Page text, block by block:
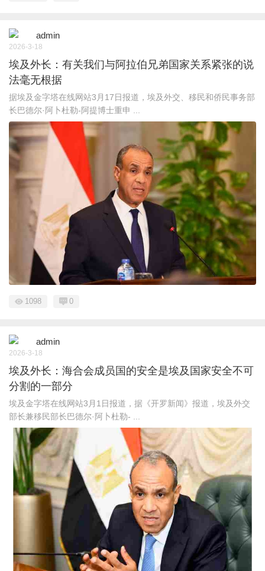
admin
2026-3-18
埃及外长：有关我们与阿拉伯兄弟国家关系紧张的说
法毫无根据
据埃及金字塔在线网站3月17日报道，埃及外交、移民和侨民事务部
长巴德尔·阿卜杜勒-阿提博士重申 ...
1098 0
admin
2026-3-18
埃及外长：海合会成员国的安全是埃及国家安全不可
分割的一部分
埃及金字塔在线网站3月1日报道，据《开罗新闻》报道，埃及外交
部长兼移民部长巴德尔·阿卜杜勒- ...